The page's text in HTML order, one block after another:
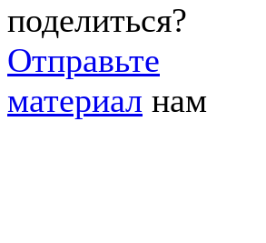
поделиться?
Отправьте
материал нам